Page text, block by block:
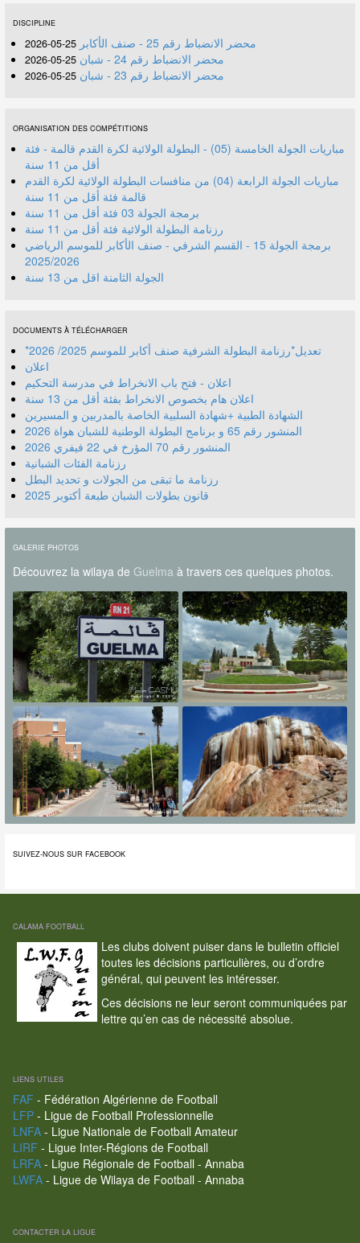
DISCIPLINE
محضر الانضباط رقم 25 - صنف الأكابر 25-05-2026
محضر الانضباط رقم 24 - شبان 25-05-2026
محضر الانضباط رقم 23 - شبان 25-05-2026
ORGANISATION DES COMPÉTITIONS
مباريات الجولة الخامسة (05) - البطولة الولائية لكرة القدم قالمة - فئة
أقل من 11 سنة
مباريات الجولة الرابعة (04) من منافسات البطولة الولائية لكرة القدم
قالمة فئة أقل من 11 سنة
برمجة الجولة 03 فئة أقل من 11 سنة
رزنامة البطولة الولائية فئة أقل من 11 سنة
برمجة الجولة 15 - القسم الشرفي - صنف الأكابر للموسم الرياضي
2025/2026
الجولة الثامنة اقل من 13 سنة
DOCUMENTS À TÉLÉCHARGER
*تعديل*رزنامة البطولة الشرفية صنف أكابر للموسم 2025/ 2026
اعلان
اعلان - فتح باب الانخراط في مدرسة التحكيم
اعلان هام بخصوص الانخراط بفئة أقل من 13 سنة
الشهادة الطبية +شهادة السلبية الخاصة بالمدربين و المسيرين
المنشور رقم 70 المؤرخ في 22 فيفري 2026
رزنامة الفئات الشبانية
رزنامة ما تبقى من الجولات و تحديد البطل
قانون بطولات الشبان طبعة أكتوبر 2025
GALERIE PHOTOS
Découvrez la wilaya de Guelmaà travers ces quelques photos.
SUIVEZ-NOUS SUR FACEBOOK
CALAMA FOOTBALL
Les clubs doivent puiser dans le bulletin officiel
toutes les décisions particulières, ou d’ordre
général, qui peuvent les intéresser.
Ces décisions ne leur seront communiquées par
lettre qu’en cas de nécessité absolue.
LIENS UTILES
FAF - Fédération Algérienne de Football
LFP- Ligue de Football Professionnelle
LNFA- Ligue Nationale de Football Amateur
LIRF - Ligue Inter-Régions de Football
LRFA- Ligue Régionale de Football - Annaba
LWFA- Ligue de Wilaya de Football - Annaba
CONTACTER LA LIGUE